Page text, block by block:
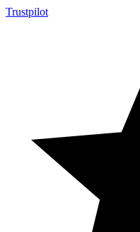
Trustpilot